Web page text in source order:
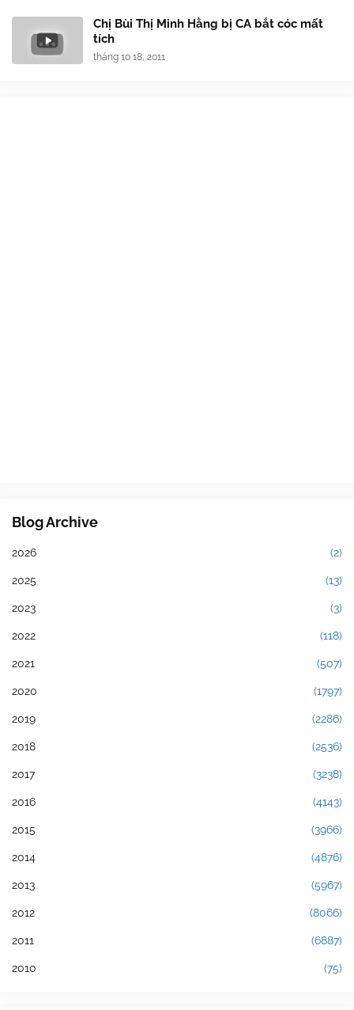
Chị Bùi Thị Minh Hằng bị CA bắt cóc mất
tích
tháng 10 18, 2011
Blog Archive
2026 (2)
2025 (13)
2023 (3)
2022 (118)
2021 (507)
2020 (1797)
2019 (2286)
2018 (2536)
2017 (3238)
2016 (4143)
2015 (3966)
2014 (4876)
2013 (5967)
2012 (8066)
2011 (6887)
2010 (75)